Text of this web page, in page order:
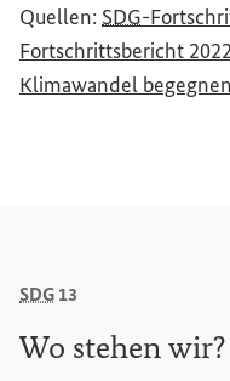
7
8
Quellen: SDG-
Fortschrittsbericht 2022
Klimawandel
SDG 13
Wo stehen wir?